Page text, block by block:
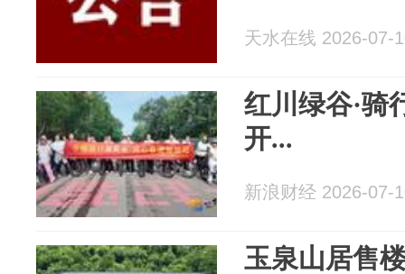
天水在线 2026-07-
红川绿谷·骑
开...
新浪财经 2026-07-
玉泉山居售